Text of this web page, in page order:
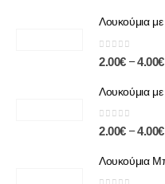
Λουκούμια
0out of 5
2.00€ – 4.00€
Λουκούμια
0out of 5
2.00€ – 4.00€
Λουκούμια